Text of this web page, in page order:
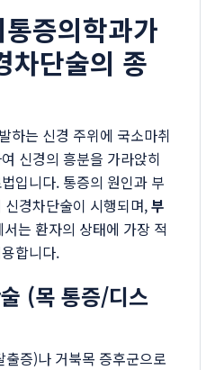
증의학과가
차단술의 종
하는 신경 주위에 국소마취
신경의 흥분을 가라앉히
입니다. 통증의 원인과 부
경차단술이 시행되며,부
서는 환자의 상태에 가장 적
합니다.
(목 통증/디스
증)나 거북목 증후군으로